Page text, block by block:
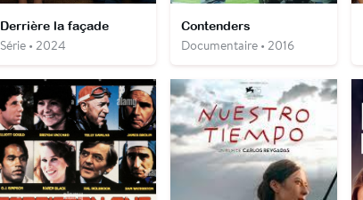
Derrière la façade
Série • 2024
Contenders
Documentaire • 2016